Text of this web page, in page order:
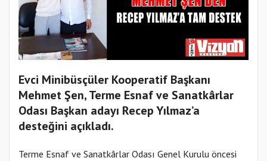
Evci Minibüsçüler Kooperatif Başkanı
Mehmet Şen, Terme Esnaf ve Sanatkârlar
Odası Başkan adayı Recep Yılmaz’a
desteğini açıkladı.
Terme Esnaf ve Sanatkârlar Odası Genel Kurulu öncesi